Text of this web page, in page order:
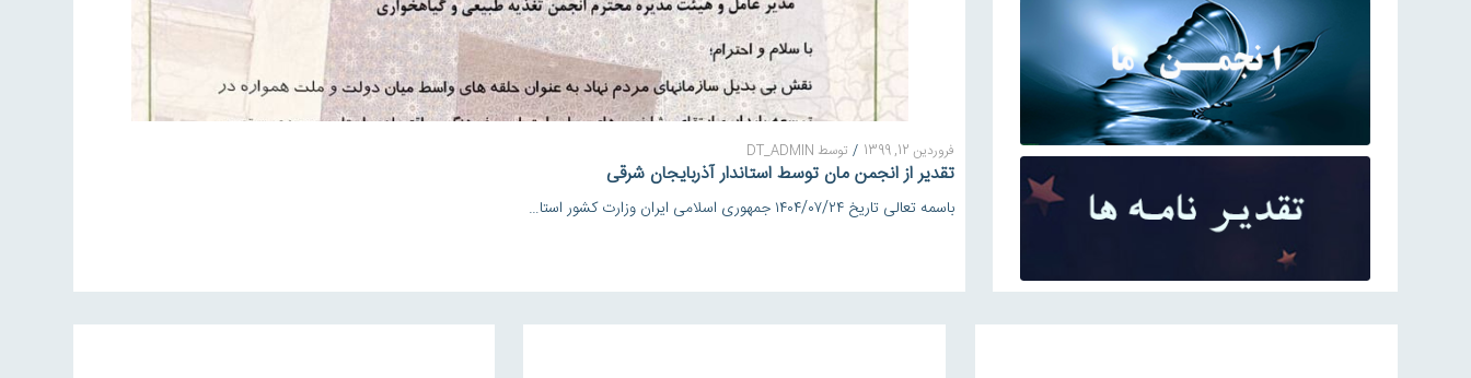
فروردین 12, 1399 / توسط DT_ADMIN
تقدیر از انجمن مان توسط استاندار آذربایجان شرقی
باسمه تعالى تاريخ ١٤٠٤/٠٧/٢٤ جمهوری اسلامی ایران وزارت کشور استا…